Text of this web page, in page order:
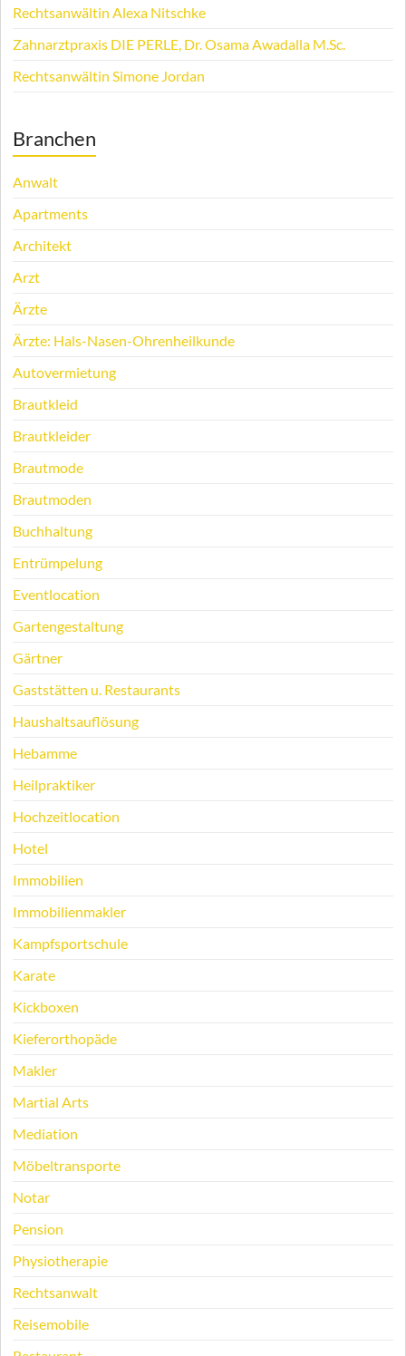
Rechtsanwältin Alexa Nitschke
Zahnarztpraxis DIE PERLE, Dr. Osama Awadalla M.Sc.
Rechtsanwältin Simone Jordan
Branchen
Anwalt
Apartments
Architekt
Arzt
Ärzte
Ärzte: Hals-Nasen-Ohrenheilkunde
Autovermietung
Brautkleid
Brautkleider
Brautmode
Brautmoden
Buchhaltung
Entrümpelung
Eventlocation
Gartengestaltung
Gärtner
Gaststätten u. Restaurants
Haushaltsauflösung
Hebamme
Heilpraktiker
Hochzeitlocation
Hotel
Immobilien
Immobilienmakler
Kampfsportschule
Karate
Kickboxen
Kieferorthopäde
Makler
Martial Arts
Mediation
Möbeltransporte
Notar
Pension
Physiotherapie
Rechtsanwalt
Reisemobile